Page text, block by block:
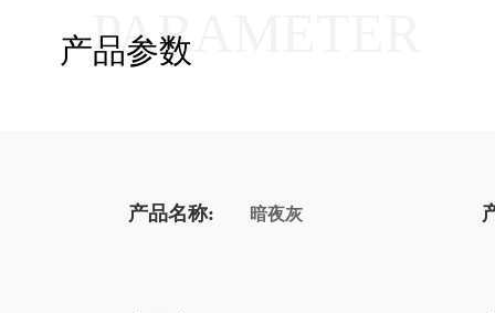
产品参数
PARAMETER
产品名称: 暗夜灰